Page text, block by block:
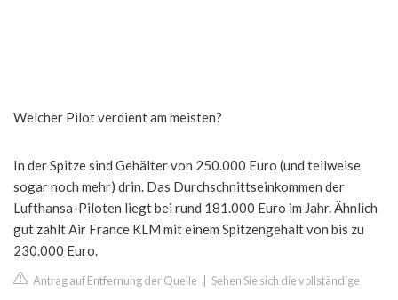
Welcher Pilot verdient am meisten?
In der Spitze sind Gehälter von 250.000 Euro (und teilweise
sogar noch mehr) drin. Das Durchschnittseinkommen der
Lufthansa-Piloten liegt bei rund 181.000 Euro im Jahr. Ähnlich
gut zahlt Air France KLM mit einem Spitzengehalt von bis zu
230.000 Euro.
Antrag auf Entfernung der Quelle Sehen Sie sich die vollständige